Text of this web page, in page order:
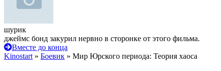
шурик
джеймс бонд закурил нервно в сторонке от этого фильма.
Вместе до конца
Kinostart » Боевик » Мир Юрского периода: Теория хаоса